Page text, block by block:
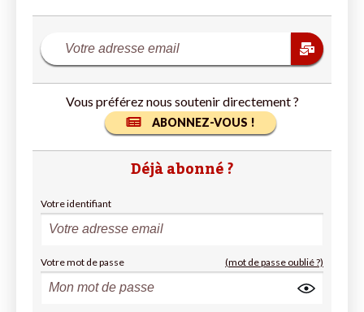
Vous préférez nous soutenir directement ?
ABONNEZ-VOUS !
Déjà abonné ?
Votre identifiant
Votre mot de passe (mot de passe oublié ?)